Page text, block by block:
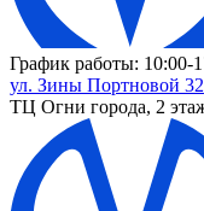
График работы: 10:00-
ул. Зины Портновой 32
ТЦ Огни города, 2